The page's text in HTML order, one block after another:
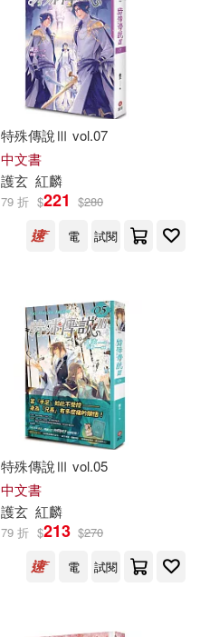
特殊傳說Ⅲ vol.07
中文書
護玄 紅麟
79 折 $221 $280
電
試閱
特殊傳說Ⅲ vol.05
中文書
護玄 紅麟
79 折 $213 $270
電
試閱